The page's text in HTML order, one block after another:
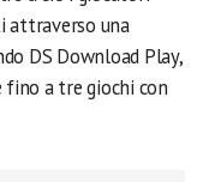
una
DS Download Play,
a tre giochi con